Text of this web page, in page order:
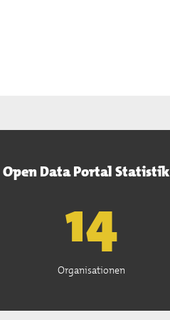
Open Data Portal Statistik
15
Organisationen